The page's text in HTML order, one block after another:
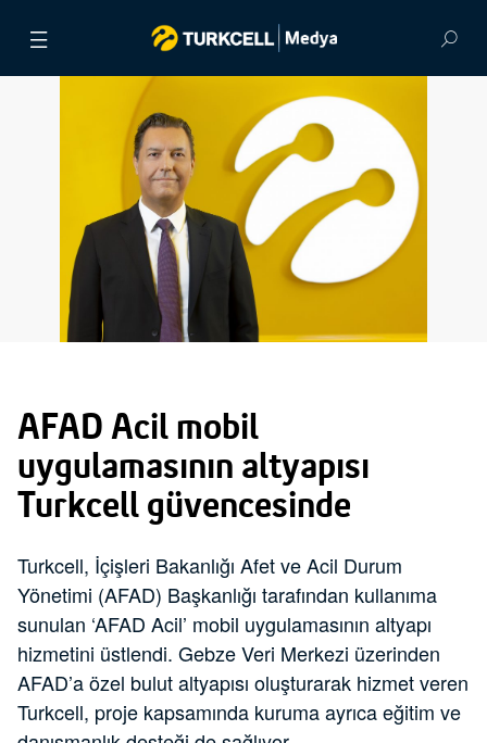
BASIN BÜLTENLERİ
GÖRSEL ARŞİV
İLETİŞİM
AFAD Acil mobil
uygulamasının altyapısı
Turkcell güvencesinde
Turkcell, İçişleri Bakanlığı Afet ve Acil Durum
Yönetimi (AFAD) Başkanlığı tarafından kullanıma
sunulan ‘AFAD Acil’ mobil uygulamasının altyapı
hizmetini üstlendi. Gebze Veri Merkezi üzerinden
AFAD’a özel bulut altyapısı oluşturarak hizmet veren
Turkcell, proje kapsamında kuruma ayrıca eğitim ve